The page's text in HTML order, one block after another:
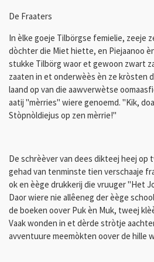
De Fraaters
In èlke goeje Tilbörgse femielie, zeeje
dòchter die Miet hiette, en Piejaanoo
stukke Tilbörg waor et gewoon zwart
zaaten in et onderwèès èn ze kròsten
laand op van die aawverwètse
aatij "mèrries" wiere genoemd. "Kik,
Stòpnòldiejus op zen mèrrie!"
De schrèèver van dees dikteej heej op
gehad van tenminste tien verschaaje
ok en èège drukkerij die vruuger "Het
Daor wiere nie allêeneg der èège
de boeken oover Puk èn Muk, tweej
Vaak wonden in et dèrde stròtje
avventuure meemòkten oover de hille